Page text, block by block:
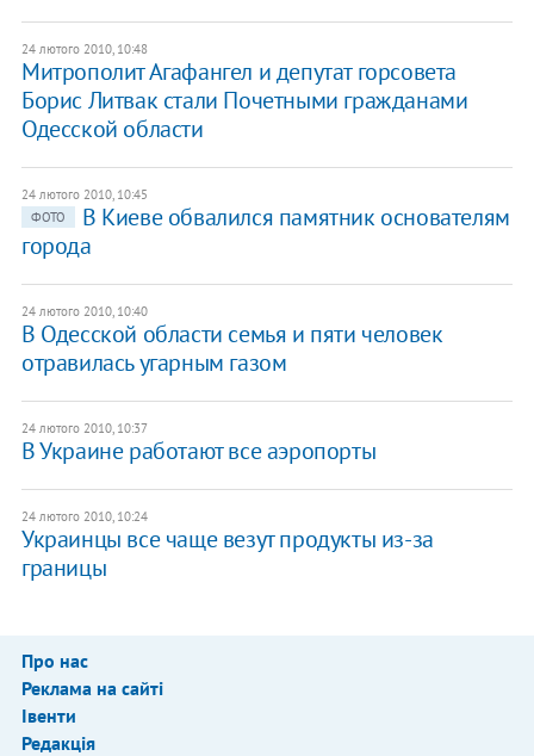
24 лютого 2010, 10:48
Митрополит Агафангел и депутат горсовета
Борис Литвак стали Почетными гражданами
Одесской области
24 лютого 2010, 10:45
ФОТО
В Киеве обвалился памятник основателям
города
24 лютого 2010, 10:40
В Одесской области семья и пяти человек
отравилась угарным газом
24 лютого 2010, 10:37
В Украине работают все аэропорты
24 лютого 2010, 10:24
Украинцы все чаще везут продукты из-за
границы
Про нас
Реклама на сайті
Івенти
Редакція